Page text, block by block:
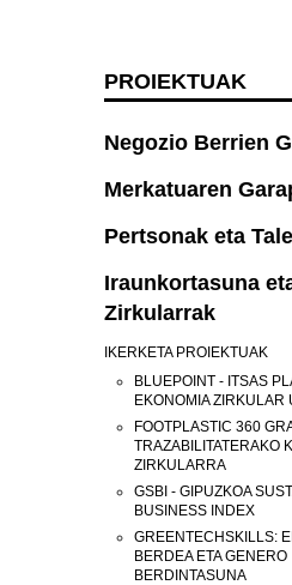
PROIEKTUAK
Negozio Berrien
Merkatuaren
Pertsonak eta
Iraunkortasuna
Zirkularrak
IKERKETA PROIEKTUAK
BLUEPOINT - ITSAS
EKONOMIA ZIRKULAR
FOOTPLASTIC 360
TRAZABILITATERAKO
ZIRKULARRA
GSBI - GIPUZKOA
BUSINESS INDEX
GREENTECHSKILLS:
BERDEA ETA GENERO
BERDINTASUNA